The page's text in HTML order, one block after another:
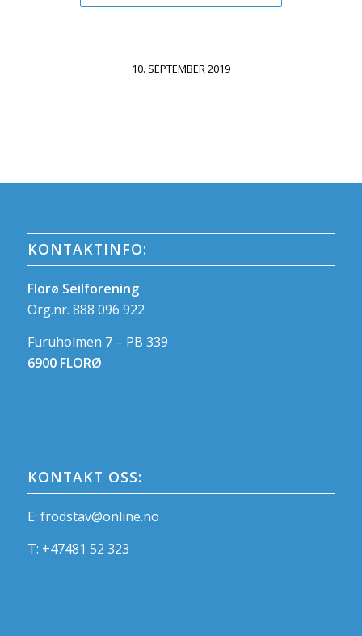
10. SEPTEMBER 2019
KONTAKTINFO:
Florø Seilforening
Org.nr. 888 096 922
Furuholmen 7 – PB 339
6900 FLORØ
KONTAKT OSS:
E: frodstav@online.no
T: +47481 52 323